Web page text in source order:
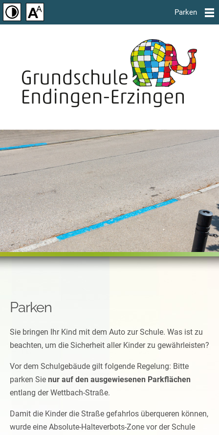
Parken
Parken
Sie bringen Ihr Kind mit dem Auto zur Schule. Was ist zu
beachten, um die Sicherheit aller Kinder zu gewährleisten?
Vor dem Schulgebäude gilt folgende Regelung: Bitte
parken Sie nur auf den ausgewiesenen Parkflächen
entlang der Wettbach-Straße.
Damit die Kinder die Straße gefahrlos überqueren können,
wurde eine Absolute-Halteverbots-Zone vor der Schule